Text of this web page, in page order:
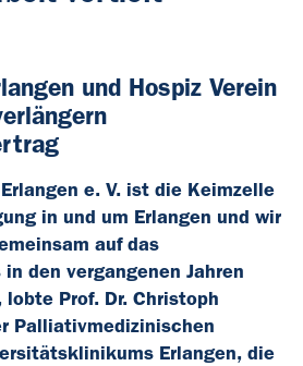
und Hospiz Verein
e. V. ist die Keimzelle
in und um Erlangen und wir
auf das
den vergangenen Jahren
Prof. Dr. Christoph
Palliativmedizinischen
Erlangen, die